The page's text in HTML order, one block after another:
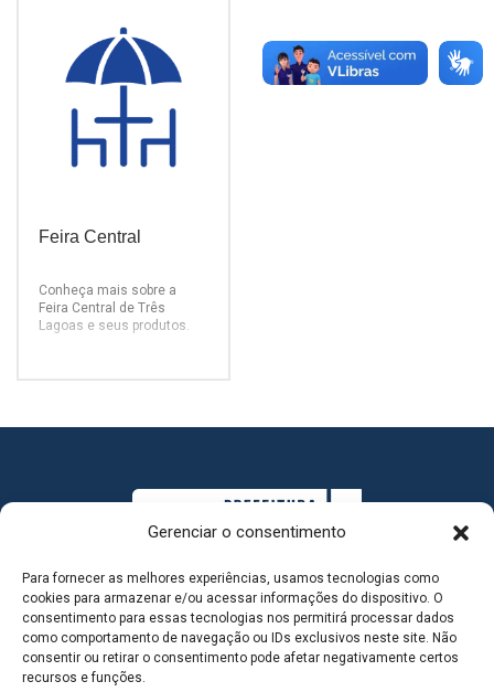
Gerenciar o consentimento
Para fornecer as melhores experiências, usamos tecnologias como
cookies para armazenar e/ou acessar informações do dispositivo. O
consentimento para essas tecnologias nos permitirá processar dados
como comportamento de navegação ou IDs exclusivos neste site. Não
consentir ou retirar o consentimento pode afetar negativamente certos
recursos e funções.
Feira Central
Conheça mais sobre a
Feira Central de Três
Lagoas e seus produtos.
MAPA DO SITE